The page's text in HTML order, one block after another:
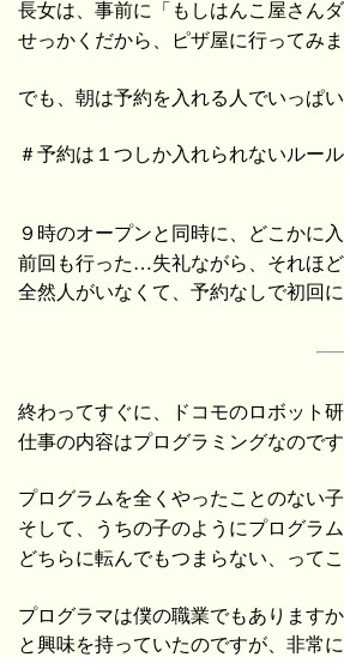
長女は、事前に「もしはんこ屋さん
せっかくだから、ピザ屋に行ってみま
でも、朝は予約を入れる人でいっぱ
＃予約は１つしか入れられないルール
９時のオープンと同時に、どこかに
前回も行った…失礼ながら、それほ
全然人がいなくて、予約なしで初回に
終わってすぐに、ドコモのロボット研
仕事の内容はプログラミングなので
プログラムを全くやったことのない
そして、うちの子のようにプログラ
どちらに転んでもつまらない、ってこ
プログラマは僕の職業でもあります
と興味を持っていたのですが、非常